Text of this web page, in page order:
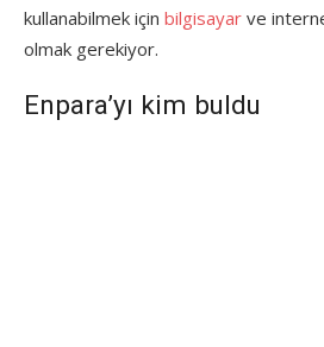
kullanabilmek için bilgisayar ve
olmak gerekiyor.
Enpara’yı kim buldu